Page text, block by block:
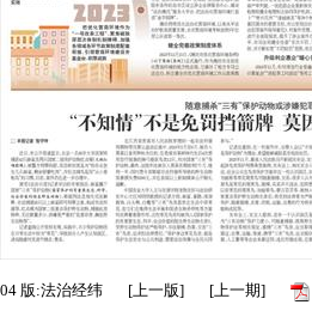
04 版:法治经纬 [上一版] [上一期]